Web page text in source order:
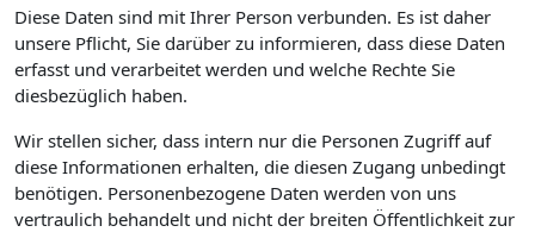
Diese Daten sind mit Ihrer Person verbunden. Es ist daher
unsere Pflicht, Sie darüber zu informieren, dass diese Daten
erfasst und verarbeitet werden und welche Rechte Sie
diesbezüglich haben.
Wir stellen sicher, dass intern nur die Personen Zugriff auf
diese Informationen erhalten, die diesen Zugang unbedingt
benötigen. Personenbezogene Daten werden von uns
vertraulich behandelt und nicht der breiten Öffentlichkeit zur